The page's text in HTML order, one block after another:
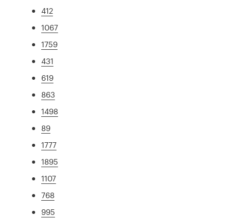
412
1067
1759
431
619
863
1498
89
1777
1895
1107
768
995